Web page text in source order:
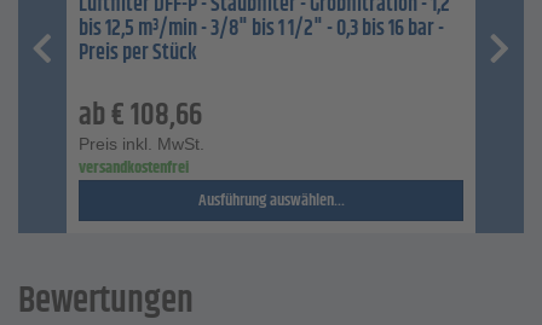
bis 12,5 m³/min - 3/8" bis 1 1/2" - 0,3 bis 16 bar -
Preis per Stück
ab€108,66
Preis inkl. MwSt.
versandkostenfrei
Ausführung auswählen...
Bewertungen